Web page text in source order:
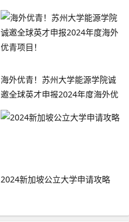
海外优青！苏州大学能源学院诚
邀全球英才申报2024年度海外优
青项目！
2024新加坡公立大学申请攻略